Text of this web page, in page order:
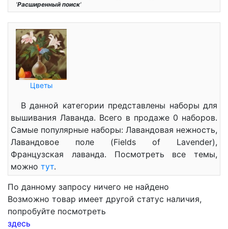
'Расширенный поиск'
Цветы
В данной категории представлены наборы для
вышивания Лаванда. Всего в продаже 0 наборов.
Самые популярные наборы: Лавандовая нежность,
Лавандовое поле (Fields of Lavender),
Французская лаванда. Посмотреть все темы,
можно тут.
По данному запросу ничего не найдено
Возможно товар имеет другой статус наличия,
попробуйте посмотреть
здесь